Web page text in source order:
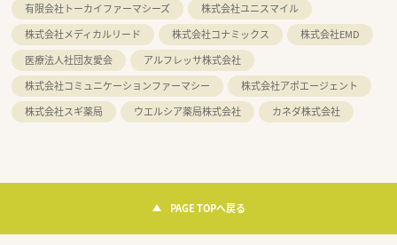
有限会社トーカイファーマシーズ
株式会社ユニスマイル
株式会社メディカルリード
株式会社コナミックス
株式会社EMD
医療法人社団友愛会
アルフレッサ株式会社
株式会社コミュニケーションファーマシー
株式会社アポエージェント
株式会社スギ薬局
ウエルシア薬局株式会社 カネダ株式会社
PAGE TOPへ戻る